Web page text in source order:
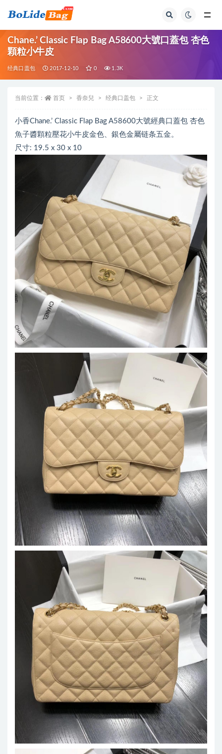
Chane.’ Classic Flap Bag A58600大號口蓋包 杏色
顆粒小牛皮
经典口盖包 2017-12-10 0 1.3K
当前位置： 首页 香奈兒 经典口盖包 正文
小香Chane.’ Classic Flap Bag A58600大號經典口蓋包 杏色
魚子醬顆粒壓花小牛皮金色、銀色金屬链条五金。
尺寸: 19.5 x 30 x 10